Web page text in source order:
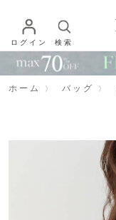
ログイン 検索
ホーム バッグ